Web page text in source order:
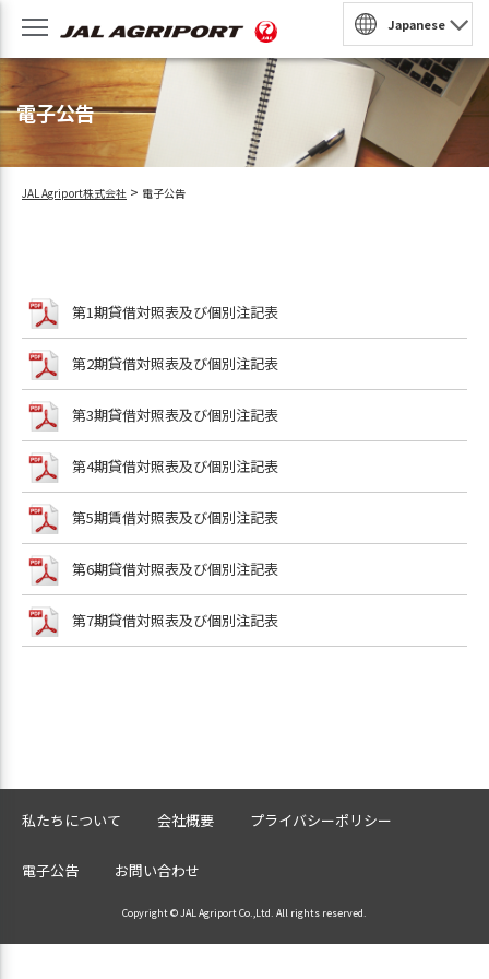
Japanese
体験
インショップ
電子公告
JAL Agriport株式会社 > 電子公告
第1期貸借対照表及び個別注記表
第2期貸借対照表及び個別注記表
第3期貸借対照表及び個別注記表
第4期貸借対照表及び個別注記表
第5期賃借対照表及び個別注記表
第6期貸借対照表及び個別注記表
第7期貸借対照表及び個別注記表
私たちについて 会社概要 プライバシーポリシー
電子公告 お問い合わせ
Copyright © JAL Agriport Co.,Ltd. All rights reserved.